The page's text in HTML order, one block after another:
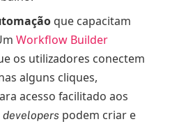
que capacitam
Workflow Builder
os utilizadores conectem
alguns cliques,
acesso facilitado aos
developers podem criar e